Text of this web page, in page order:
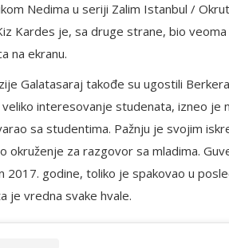
Nedima u seriji Zalim Istanbul /
Kardes je, sa druge strane, bio
na ekranu.
Galatasaraj takođe su ugostili
interesovanje studenata, izneo
sa studentima. Pažnju je svojim
okruženje za razgovor sa mladima.
2017. godine, toliko je spakovao u
je vredna svake hvale.